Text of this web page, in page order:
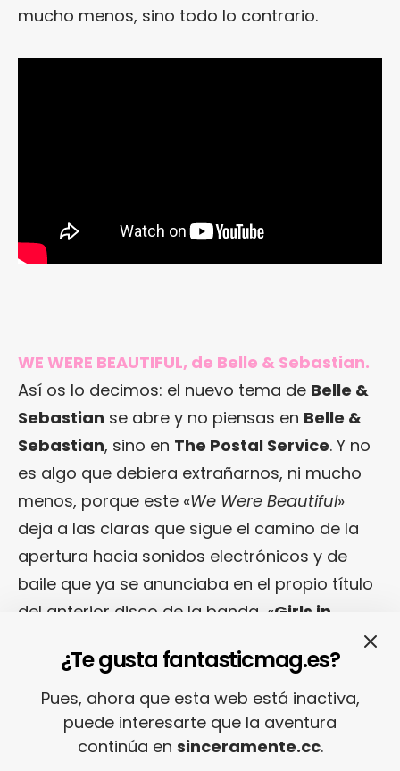
mucho menos, sino todo lo contrario.
WE WERE BEAUTIFUL, de Belle & Sebastian.
Así os lo decimos: el nuevo tema de Belle &
Sebastian se abre y no piensas en Belle &
Sebastian, sino en The Postal Service. Y no
es algo que debiera extrañarnos, ni mucho
menos, porque este «We Were Beautiful»
deja a las claras que sigue el camino de la
apertura hacia sonidos electrónicos y de
baile que ya se anunciaba en el propio título
del anterior disco de la banda, «Girls in
«. Eso sí, una vez
pasado el susto, hay que reconocer que la
canción se engancha cosa mala.
¿Te gusta fantasticmag.es?
Pues, ahora que esta web está inactiva,
puede interesarte que la aventura
continúa en sinceramente.cc.